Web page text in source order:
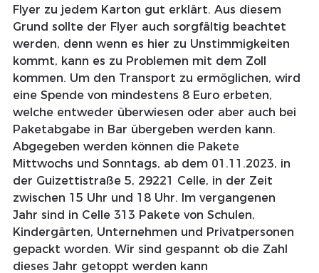
Flyer zu jedem Karton gut erklärt. Aus diesem
Grund sollte der Flyer auch sorgfältig beachtet
werden, denn wenn es hier zu Unstimmigkeiten
kommt, kann es zu Problemen mit dem Zoll
kommen. Um den Transport zu ermöglichen, wird
eine Spende von mindestens 8 Euro erbeten,
welche entweder überwiesen oder aber auch bei
Paketabgabe in Bar übergeben werden kann.
Abgegeben werden können die Pakete
Mittwochs und Sonntags, ab dem 01.11.2023, in
der Guizettistraße 5, 29221 Celle, in der Zeit
zwischen 15 Uhr und 18 Uhr. Im vergangenen
Jahr sind in Celle 313 Pakete von Schulen,
Kindergärten, Unternehmen und Privatpersonen
gepackt worden. Wir sind gespannt ob die Zahl
dieses Jahr getoppt werden kann